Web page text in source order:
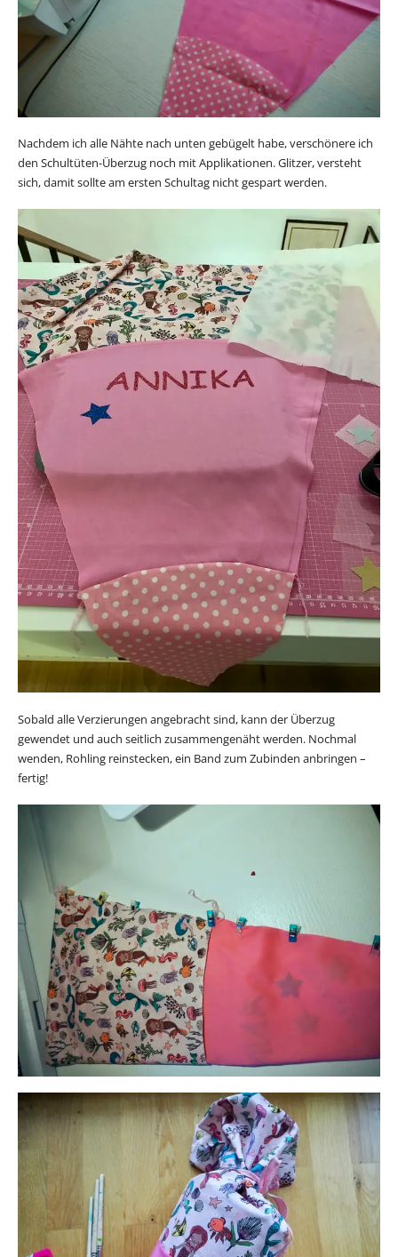
Nachdem ich alle Nähte nach unten gebügelt habe, verschönere ich
den Schultüten-Überzug noch mit Applikationen. Glitzer, versteht
sich, damit sollte am ersten Schultag nicht gespart werden.
Sobald alle Verzierungen angebracht sind, kann der Überzug
gewendet und auch seitlich zusammengenäht werden. Nochmal
wenden, Rohling reinstecken, ein Band zum Zubinden anbringen –
fertig!